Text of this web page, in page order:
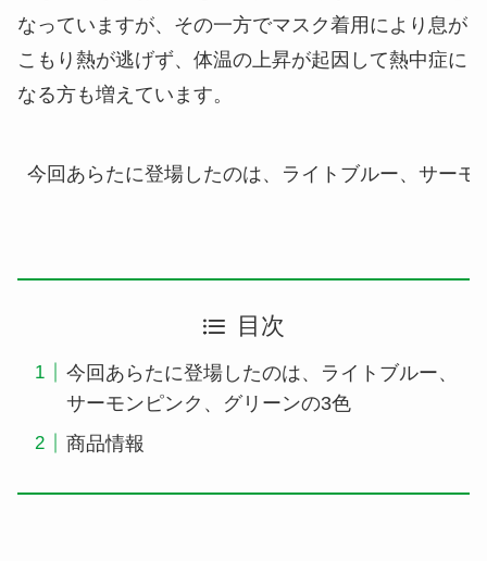
なっていますが、その一方でマスク着用により息が
こもり熱が逃げず、体温の上昇が起因して熱中症に
なる方も増えています。
今回あらたに登場したのは、ライトブルー、サーモ
目次
今回あらたに登場したのは、ライトブルー、
サーモンピンク、グリーンの3色
商品情報